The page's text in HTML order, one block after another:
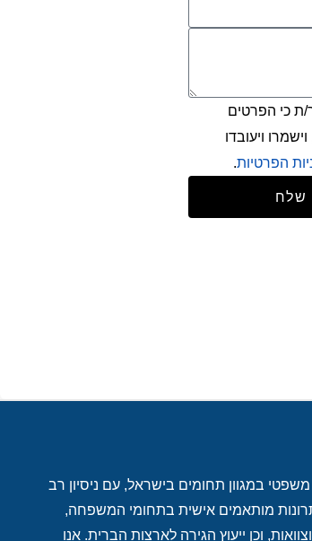
ת כי הפרטים
ויעובדו
הפרטיות.
שלח
במגוון תחומים בישראל, עם ניסיון רב
מותאמים אישית בתחומי המשפחה,
וכן ייעוץ הגירה לארצות הברית. אנו